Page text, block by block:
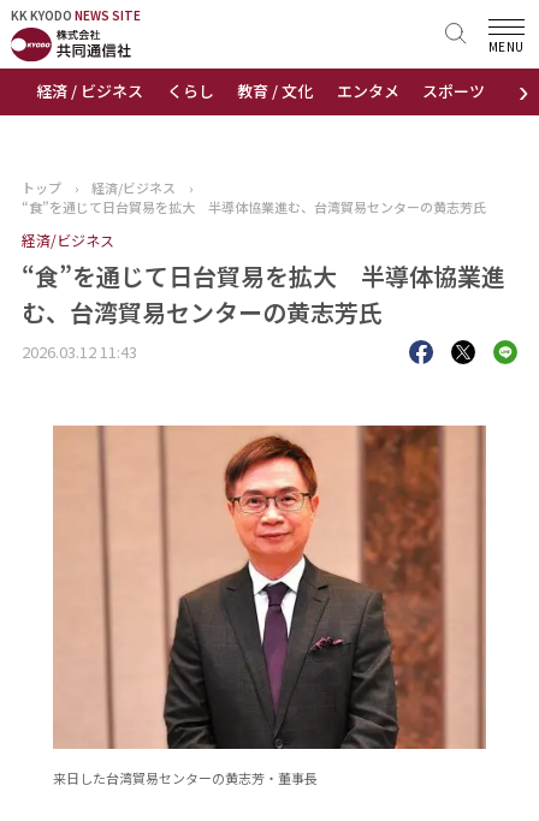
KK KYODO NEWS SITE
›
経済 / ビジネス くらし 教育 / 文化 エンタメ スポーツ 地域
MENU
KK KYODONEWS SITE
トップページ
ニュース
おすすめコンテンツ
出版物
トップ › 経済/ビジネス
›
“食”を通じて日台貿易を拡大 半導体協業進む、台湾貿易センターの黄志芳氏
経済/ビジネス
“食”を通じて日台貿易を拡大 半導体協業進
む、台湾貿易センターの黄志芳氏
2026.03.12 11:43
来日した台湾貿易センターの黄志芳・董事長